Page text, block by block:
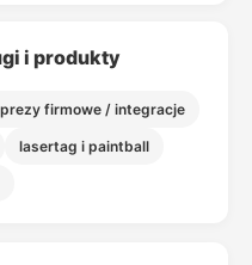
i produkty
firmowe / integracje
lasertag i paintball